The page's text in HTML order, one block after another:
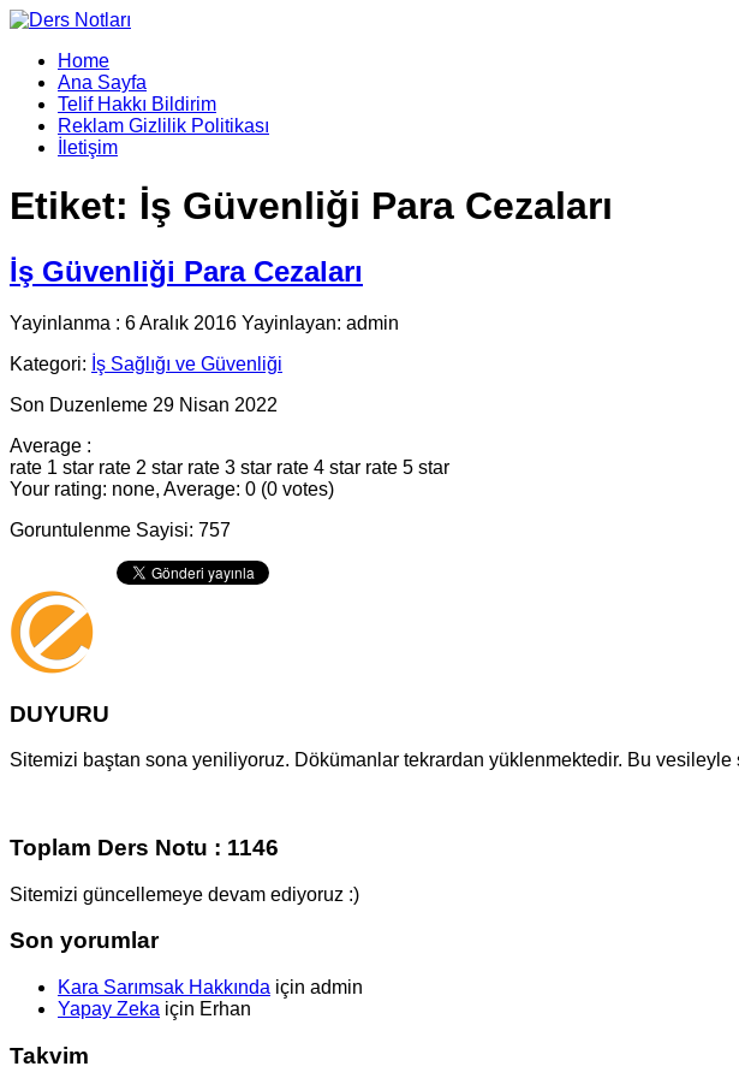
Home
Ana Sayfa
Telif Hakkı Bildirim
Reklam Gizlilik Politikası
İletişim
Etiket: İş Güvenliği Para Cezaları
İş Güvenliği Para Cezaları
Yayinlanma : 6 Aralık 2016 Yayinlayan: admin
Kategori: İş Sağlığı ve Güvenliği
Son Duzenleme 29 Nisan 2022
Average :
rate 1 star rate 2 star rate 3 star rate 4 star rate 5 star
Your rating: none, Average: 0 (0 votes)
Goruntulenme Sayisi: 757
DUYURU
Sitemizi baştan sona yeniliyoruz. Dökümanlar tekrardan yüklenmektedir. Bu vesileyle
Toplam Ders Notu : 1146
Sitemizi güncellemeye devam ediyoruz :)
Son yorumlar
Kara Sarımsak Hakkında için admin
Yapay Zeka için Erhan
Takvim